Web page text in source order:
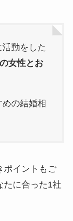
動をした
女性とお
の結婚相
ポイントもご
たに合った1社